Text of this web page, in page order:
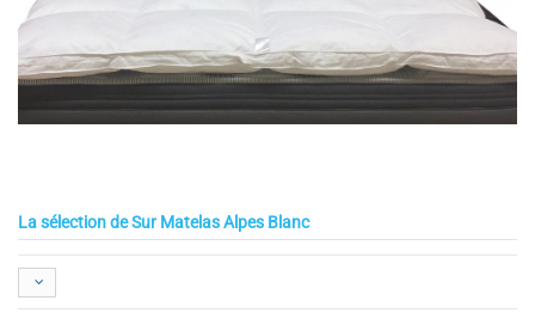
La sélection de Sur Matelas Alpes Blanc